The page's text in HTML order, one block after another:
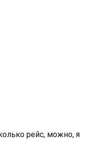
рейс, можно, я